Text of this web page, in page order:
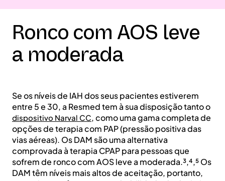
Ronco com AOS leve
a moderada
Se os níveis de IAH dos seus pacientes estiverem
entre 5 e 30, a Resmed tem à sua disposição tanto o
dispositivo Narval CC, como uma gama completa de
opções de terapia com PAP (pressão positiva das
vias aéreas). Os DAM são uma alternativa
comprovada à terapia CPAP para pessoas que
sofrem de ronco com AOS leve a moderada.³,⁴,⁵ Os
DAM têm níveis mais altos de aceitação, portanto,